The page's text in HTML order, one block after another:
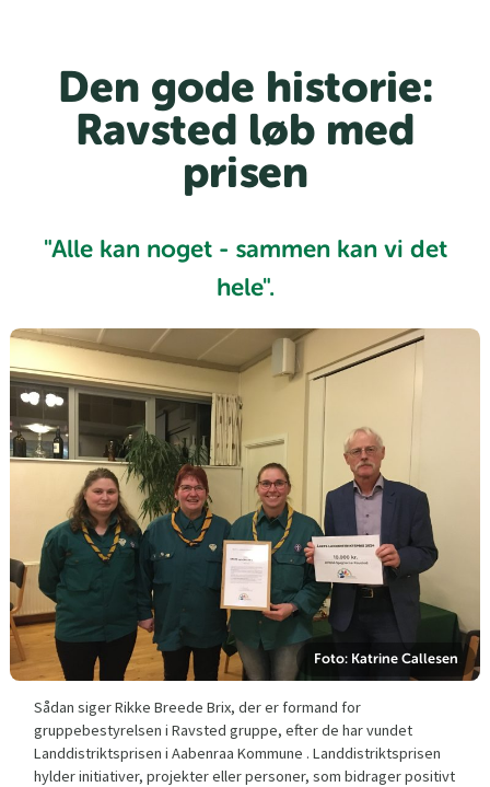
Den gode historie:
Ravsted løb med
prisen
"Alle kan noget - sammen kan vi det
hele".
Foto: Katrine Callesen
Sådan siger Rikke Breede Brix, der er formand for
gruppebestyrelsen i Ravsted gruppe, efter de har vundet
Landdistriktsprisen i Aabenraa Kommune . Landdistriktsprisen
hylder initiativer, projekter eller personer, som bidrager positivt